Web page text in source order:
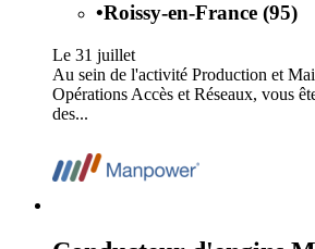
•Roissy-en-France (95)
Le 31 juillet
Au sein de l'activité Production et
Opérations Accès et Réseaux, vous
des...